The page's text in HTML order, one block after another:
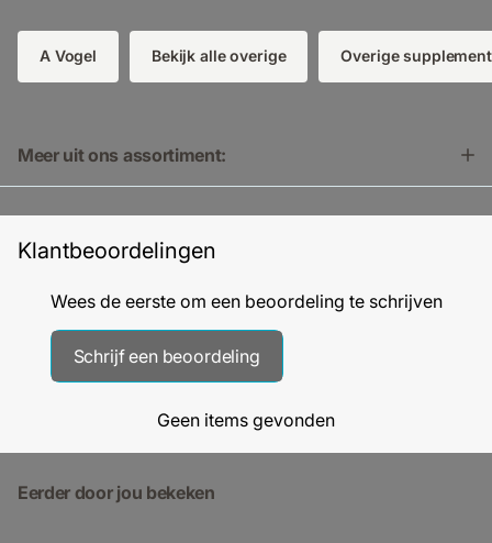
A Vogel Bekijk alle overige Overige
Meer uit ons assortiment:
Klantbeoordelingen
Wees de eerste om een beoordeling te schrijven
Schrijf een beoordeling
Geen items gevonden
Eerder door jou bekeken